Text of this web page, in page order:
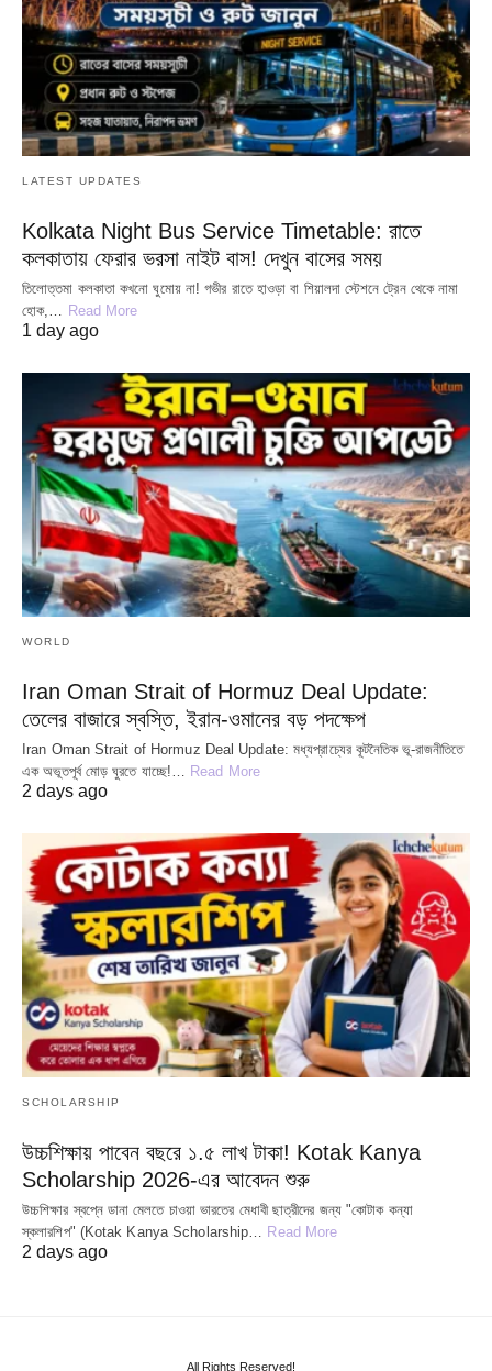
LATEST UPDATES
Kolkata Night Bus Service Timetable: রাতে
কলকাতায় ফেরার ভরসা নাইট বাস! দেখুন বাসের সময়
তিলোত্তমা কলকাতা কখনো ঘুমোয় না! গভীর রাতে হাওড়া বা শিয়ালদা স্টেশনে ট্রেন থেকে নামা
হোক,… Read More
1 day ago
WORLD
Iran Oman Strait of Hormuz Deal Update:
তেলের বাজারে স্বস্তি, ইরান-ওমানের বড় পদক্ষেপ
Iran Oman Strait of Hormuz Deal Update: মধ্যপ্রাচ্যের কূটনৈতিক ভূ-রাজনীতিতে
এক অভূতপূর্ব মোড় ঘুরতে যাচ্ছে!… Read More
2 days ago
SCHOLARSHIP
উচ্চশিক্ষায় পাবেন বছরে ১.৫ লাখ টাকা! Kotak Kanya
Scholarship 2026-এর আবেদন শুরু
উচ্চশিক্ষার স্বপ্নে ডানা মেলতে চাওয়া ভারতের মেধাবী ছাত্রীদের জন্য "কোটাক কন্যা
স্কলারশিপ" (Kotak Kanya Scholarship…
Read More
2 days ago
All Rights Reserved!